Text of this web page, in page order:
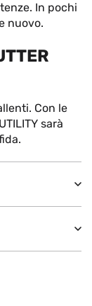
In pochi
nuovo.
Con le
sarà